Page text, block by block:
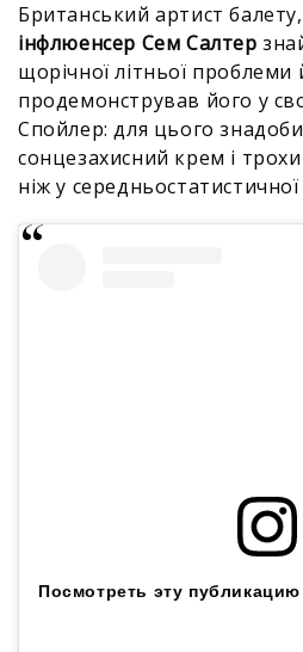
Британський артист балету,
інфлюенсер Сем Салтер
щорічної літньої проблеми
продемонстрував його у
Спойлер: для цього
сонцезахисний крем і трохи
ніж у
Посмотреть эту